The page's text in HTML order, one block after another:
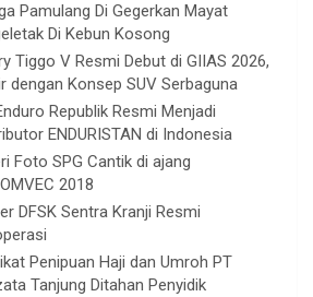
Pamulang Di Gegerkan Mayat
Di Kebun Kosong
Tiggo V Resmi Debut di GIIAS 2026,
dengan Konsep SUV Serbaguna
Republik Resmi Menjadi
ENDURISTAN di Indonesia
Foto SPG Cantik di ajang
2018
DFSK Sentra Kranji Resmi
Penipuan Haji dan Umroh PT
Tanjung Ditahan Penyidik